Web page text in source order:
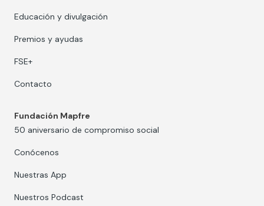
Educación y divulgación
Premios y ayudas
FSE+
Contacto
Fundación Mapfre
50 aniversario de compromiso social
Conócenos
Nuestras App
Nuestros Podcast